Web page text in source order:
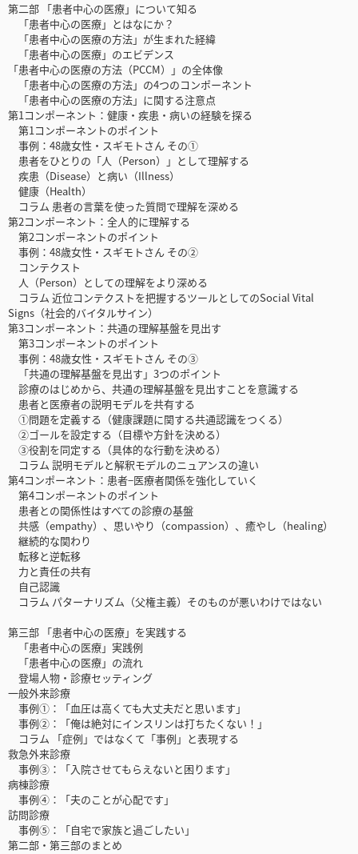
第二部 「患者中心の医療」について知る
「患者中心の医療」とはなにか？
「患者中心の医療の方法」が生まれた経緯
「患者中心の医療」のエビデンス
「患者中心の医療の方法（PCCM）」の全体像
「患者中心の医療の方法」の4つのコンポーネント
「患者中心の医療の方法」に関する注意点
第1コンポーネント：健康・疾患・病いの経験を探る
第1コンポーネントのポイント
事例：48歳女性・スギモトさん その①
患者をひとりの「人（Person）」として理解する
疾患（Disease）と病い（Illness）
健康（Health）
コラム 患者の言葉を使った質問で理解を深める
第2コンポーネント：全人的に理解する
第2コンポーネントのポイント
事例：48歳女性・スギモトさん その②
コンテクスト
人（Person）としての理解をより深める
コラム 近位コンテクストを把握するツールとしてのSocial Vital
Signs（社会的バイタルサイン）
第3コンポーネント：共通の理解基盤を見出す
第3コンポーネントのポイント
事例：48歳女性・スギモトさん その③
「共通の理解基盤を見出す」3つのポイント
診療のはじめから、共通の理解基盤を見出すことを意識する
患者と医療者の説明モデルを共有する
①問題を定義する（健康課題に関する共通認識をつくる）
②ゴールを設定する（目標や方針を決める）
③役割を同定する（具体的な行動を決める）
コラム 説明モデルと解釈モデルのニュアンスの違い
第4コンポーネント：患者−医療者関係を強化していく
第4コンポーネントのポイント
患者との関係性はすべての診療の基盤
共感（empathy）、思いやり（compassion）、癒やし（healing）
継続的な関わり
転移と逆転移
力と責任の共有
自己認識
コラム パターナリズム（父権主義）そのものが悪いわけではない
第三部 「患者中心の医療」を実践する
「患者中心の医療」実践例
「患者中心の医療」の流れ
登場人物・診療セッティング
一般外来診療
事例①：「血圧は高くても大丈夫だと思います」
事例②：「俺は絶対にインスリンは打ちたくない！」
コラム 「症例」ではなくて「事例」と表現する
救急外来診療
事例③：「入院させてもらえないと困ります」
病棟診療
事例④：「夫のことが心配です」
訪問診療
事例⑤：「自宅で家族と過ごしたい」
第二部・第三部のまとめ